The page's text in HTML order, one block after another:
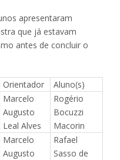
apresentaram
que já estavam
antes de concluir o
Orientador
Aluno(s)
Marcelo
Augusto
Leal Alves
Rogério
Bocuzzi
Macorin
Marcelo
Augusto
Rafael
Sasso de